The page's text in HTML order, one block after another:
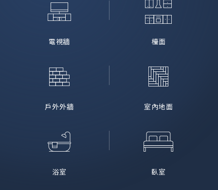
電視牆 檯面
戶外外牆 室內地面
浴室 臥室